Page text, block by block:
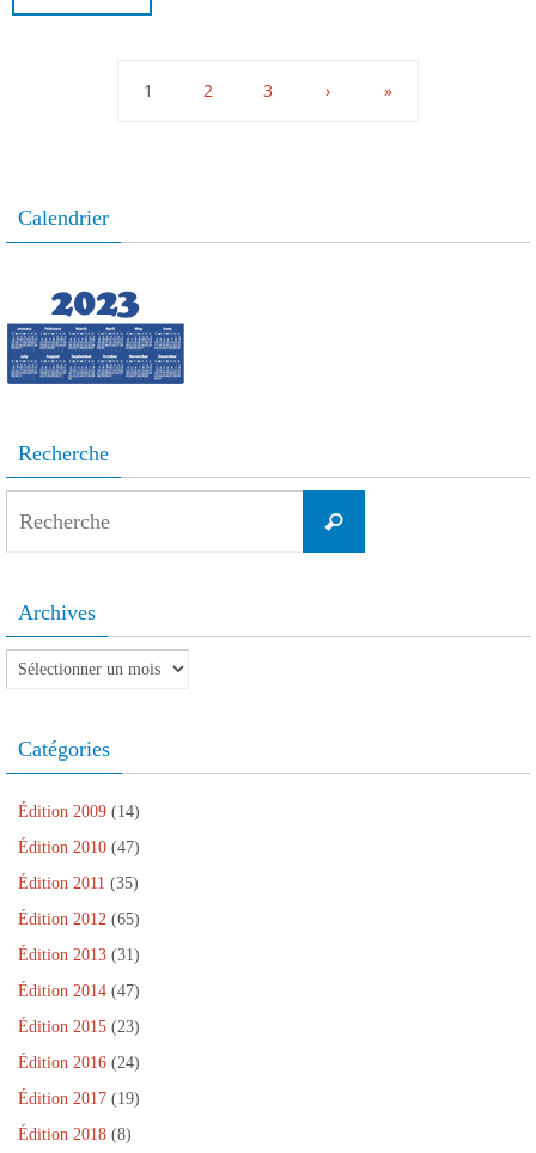
1 2 3 › »
Calendrier
Recherche
Recherche
Archives
Archives
Catégories
Édition 2009 (14)
Édition 2010 (47)
Édition 2011 (35)
Édition 2012 (65)
Édition 2013 (31)
Édition 2014 (47)
Édition 2015 (23)
Édition 2016 (24)
Édition 2017 (19)
Édition 2018 (8)